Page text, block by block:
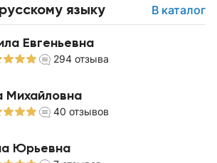
языку В каталог
Евгеньевна
294 отзыва
Михайловна
40 отзывов
Юрьевна